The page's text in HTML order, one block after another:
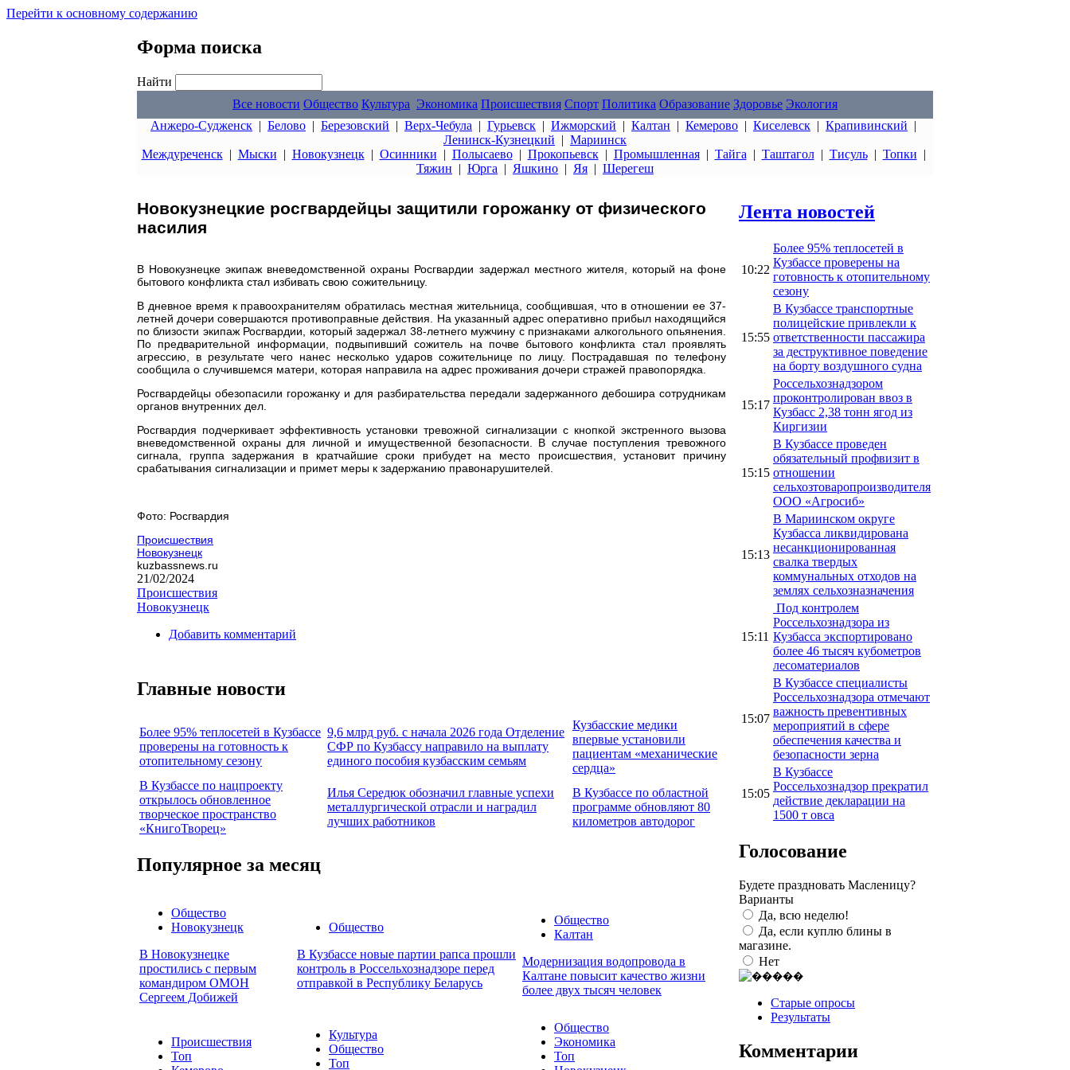
Перейти к основному содержанию
Форма поиска
Найти
Все новости Общество Культура Экономика Происшествия Спорт Политика Образование Здоровье Экология
Анжеро-Судженск | Белово | Березовский | Верх-Чебула | Гурьевск | Ижморский | Калтан | Кемерово | Киселевск | Крапивинский |
Ленинск-Кузнецкий | Мариинск
Междуреченск| Мыски | Новокузнецк| Осинники | Полысаево| Прокопьевск| Промышленная| Тайга | Таштагол| Тисуль| Топки |
Тяжин | Юрга | Яшкино | Яя | Шерегеш
Новокузнецкие росгвардейцы защитили горожанку от физического
насилия
В Новокузнецке экипаж вневедомственной охраны Росгвардии задержал местного жителя, который на фоне
бытового конфликта стал избивать свою сожительницу.
В дневное время к правоохранителям обратилась местная жительница, сообщившая, что в отношении ее 37-
летней дочери совершаются противоправные действия. На указанный адрес оперативно прибыл находящийся
по близости экипаж Росгвардии, который задержал 38-летнего мужчину с признаками алкогольного опьянения.
По предварительной информации, подвыпивший сожитель на почве бытового конфликта стал проявлять
агрессию, в результате чего нанес несколько ударов сожительнице по лицу. Пострадавшая по телефону
сообщила о случившемся матери, которая направила на адрес проживания дочери стражей правопорядка.
Росгвардейцы обезопасили горожанку и для разбирательства передали задержанного дебошира сотрудникам
органов внутренних дел.
Росгвардия подчеркивает эффективность установки тревожной сигнализации с кнопкой экстренного вызова
вневедомственной охраны для личной и имущественной безопасности. В случае поступления тревожного
сигнала, группа задержания в кратчайшие сроки прибудет на место происшествия, установит причину
срабатывания сигнализации и примет меры к задержанию правонарушителей.
Фото: Росгвардия
Происшествия
Новокузнецк
kuzbassnews.ru
21/02/2024
Происшествия
Новокузнецк
Добавить комментарий
Главные новости
Более 95% теплосетей в Кузбассе
проверены на готовность к
отопительному сезону
9,6 млрд руб. с начала 2026 года Отделение
СФР по Кузбассу направило на выплату
единого пособия кузбасским семьям
Кузбасские медики
впервые установили
пациентам «механические
сердца»
В Кузбассе по нацпроекту
открылось обновленное
творческое пространство
«КнигоТворец»
Илья Середюк обозначил главные успехи
металлургической отрасли и наградил
лучших работников
В Кузбассе по областной
программе обновляют 80
километров автодорог
Популярное за месяц
Общество
Новокузнецк
В Новокузнецке
простились с первым
командиром ОМОН
Сергеем Добижей
Общество
В Кузбассе новые партии рапса прошли
контроль в Россельхознадзоре перед
отправкой в Республику Беларусь
Общество
Калтан
Модернизация водопровода в
Калтане повысит качество жизни
более двух тысяч человек
Происшествия
Топ
Культура
Общество
Топ
Общество
Экономика
Топ
Лента новостей
10:22
Более 95% теплосетей в
Кузбассе проверены на
готовность к отопительному
сезону
15:55
В Кузбассе транспортные
полицейские привлекли к
ответственности пассажира
за деструктивное поведение
на борту воздушного судна
15:17
Россельхознадзором
проконтролирован ввоз в
Кузбасс 2,38 тонн ягод из
Киргизии
15:15
В Кузбассе проведен
обязательный профвизит в
отношении
сельхозтоваропроизводителя
ООО «Агросиб»
15:13
В Мариинском округе
Кузбасса ликвидирована
несанкционированная
свалка твердых
коммунальных отходов на
землях сельхозназначения
15:11
Под контролем
Россельхознадзора из
Кузбасса экспортировано
более 46 тысяч кубометров
лесоматериалов
15:07
В Кузбассе специалисты
Россельхознадзора отмечают
важность превентивных
мероприятий в сфере
обеспечения качества и
безопасности зерна
15:05
В Кузбассе
Россельхознадзор прекратил
действие декларации на
1500 т овса
Голосование
Будете праздновать Масленицу?
Варианты
Да, всю неделю!
Да, если куплю блины в
магазине.
Нет
Старые опросы
Результаты
Комментарии